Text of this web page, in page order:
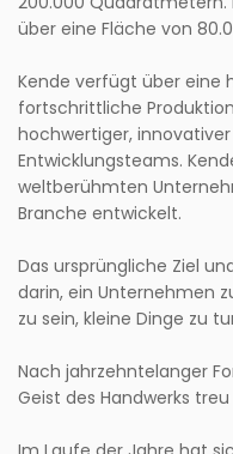
über eine Fläche von
Kende verfügt über eine
fortschrittliche
hochwertiger,
Entwicklungsteams.
weltberühmten
Branche entwickelt.
Das ursprüngliche Ziel
darin, ein Unternehmen
zu sein, kleine Dinge zu
Nach jahrzehntelanger
Geist des Handwerks